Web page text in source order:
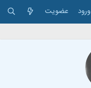
ورود عضویت